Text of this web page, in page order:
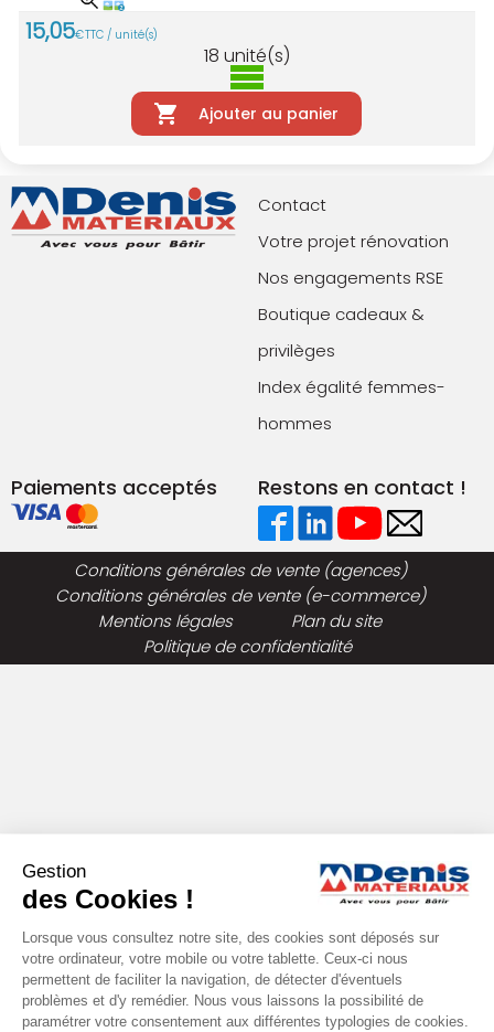
15,05€TTC / unité(s)
18 unité(s)
Ajouter au panier
Contact
Votre projet rénovation
Nos engagements RSE
Boutique cadeaux &
privilèges
Index égalité femmes-
hommes
Paiements acceptés Restons en contact !
Conditions générales de vente (agences)
Conditions générales de vente (e-commerce)
Mentions légales
Plan du site
Politique de confidentialité
Gestion
des Cookies !
Lorsque vous consultez notre site, des cookies sont déposés sur
votre ordinateur, votre mobile ou votre tablette. Ceux-ci nous
permettent de faciliter la navigation, de détecter d'éventuels
problèmes et d'y remédier. Nous vous laissons la possibilité de
paramétrer votre consentement aux différentes typologies de cookies.